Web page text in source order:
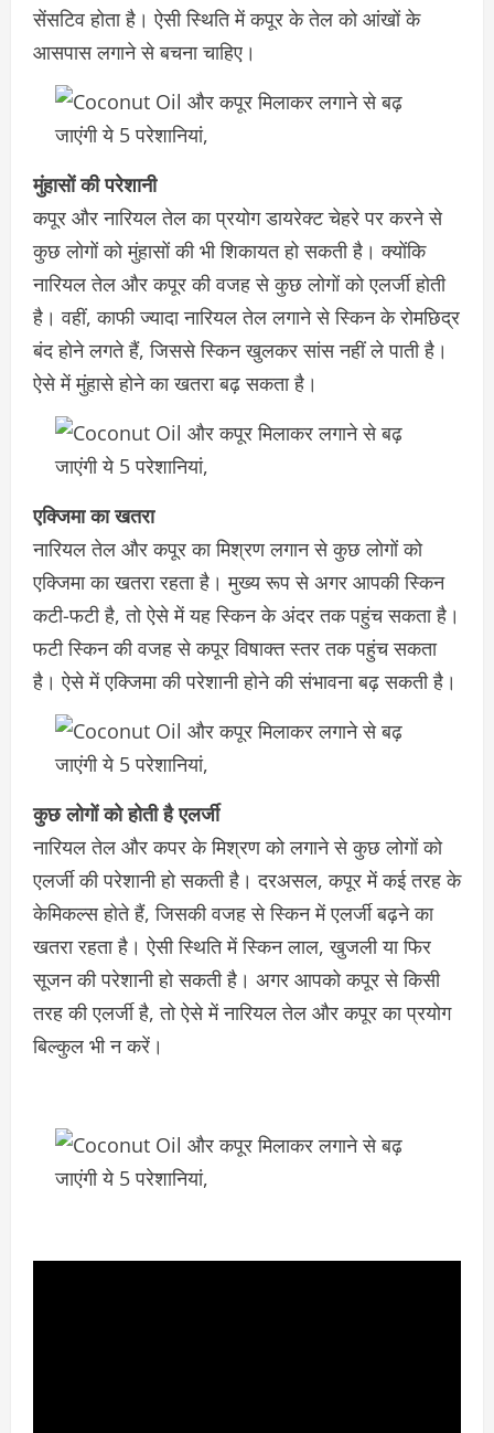
सेंसटिव होता है। ऐसी स्थिति में कपूर के तेल को आंखों के
आसपास लगाने से बचना चाहिए।
मुंहासों की परेशानी
कपूर और नारियल तेल का प्रयोग डायरेक्ट चेहरे पर करने से
कुछ लोगों को मुंहासों की भी शिकायत हो सकती है। क्योंकि
नारियल तेल और कपूर की वजह से कुछ लोगों को एलर्जी होती
है। वहीं, काफी ज्यादा नारियल तेल लगाने से स्किन के रोमछिद्र
बंद होने लगते हैं, जिससे स्किन खुलकर सांस नहीं ले पाती है।
ऐसे में मुंहासे होने का खतरा बढ़ सकता है।
एक्जिमा का खतरा
नारियल तेल और कपूर का मिश्रण लगान से कुछ लोगों को
एक्जिमा का खतरा रहता है। मुख्य रूप से अगर आपकी स्किन
कटी-फटी है, तो ऐसे में यह स्किन के अंदर तक पहुंच सकता है।
फटी स्किन की वजह से कपूर विषाक्त स्तर तक पहुंच सकता
है। ऐसे में एक्जिमा की परेशानी होने की संभावना बढ़ सकती है।
कुछ लोगों को होती है एलर्जी
नारियल तेल और कपर के मिश्रण को लगाने से कुछ लोगों को
एलर्जी की परेशानी हो सकती है। दरअसल, कपूर में कई तरह के
केमिकल्स होते हैं, जिसकी वजह से स्किन में एलर्जी बढ़ने का
खतरा रहता है। ऐसी स्थिति में स्किन लाल, खुजली या फिर
सूजन की परेशानी हो सकती है। अगर आपको कपूर से किसी
तरह की एलर्जी है, तो ऐसे में नारियल तेल और कपूर का प्रयोग
बिल्कुल भी न करें।